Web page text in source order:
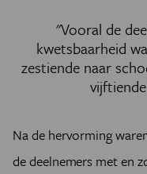
"Vooral de
kwetsbaarheid
zestiende naar
Na de hervorming
de deelnemers met en